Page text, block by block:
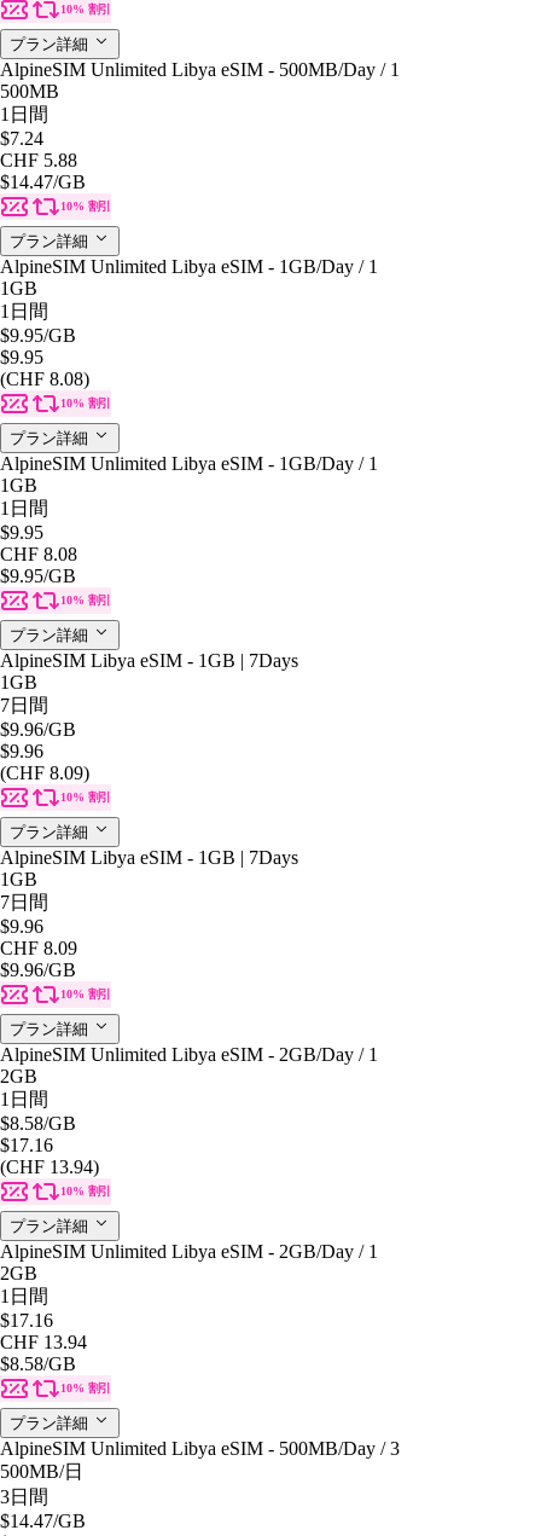
10% 割引
プラン詳細
AlpineSIM Unlimited Libya eSIM - 500MB/Day / 1
500MB
1日間
$7.24
CHF 5.88
$14.47/GB
10% 割引
プラン詳細
AlpineSIM Unlimited Libya eSIM - 1GB/Day / 1
1GB
1日間
$9.95/GB
$9.95
(CHF 8.08)
10% 割引
プラン詳細
AlpineSIM Unlimited Libya eSIM - 1GB/Day / 1
1GB
1日間
$9.95
CHF 8.08
$9.95/GB
10% 割引
プラン詳細
AlpineSIM Libya eSIM - 1GB | 7Days
1GB
7日間
$9.96/GB
$9.96
(CHF 8.09)
10% 割引
プラン詳細
AlpineSIM Libya eSIM - 1GB | 7Days
1GB
7日間
$9.96
CHF 8.09
$9.96/GB
10% 割引
プラン詳細
AlpineSIM Unlimited Libya eSIM - 2GB/Day / 1
2GB
1日間
$8.58/GB
$17.16
(CHF 13.94)
10% 割引
プラン詳細
AlpineSIM Unlimited Libya eSIM - 2GB/Day / 1
2GB
1日間
$17.16
CHF 13.94
$8.58/GB
10% 割引
プラン詳細
AlpineSIM Unlimited Libya eSIM - 500MB/Day / 3
500MB/日
3日間
$14.47/GB